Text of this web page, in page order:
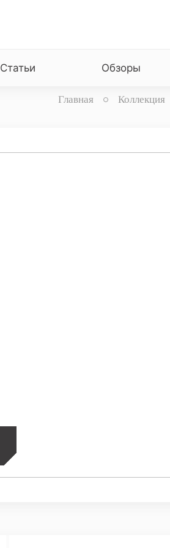
Статьи Обзоры
Главная Коллекция